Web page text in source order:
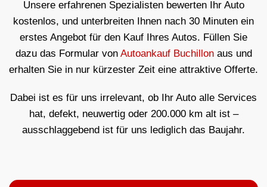
Unsere erfahrenen Spezialisten bewerten Ihr Auto
kostenlos, und unterbreiten Ihnen nach 30 Minuten ein
erstes Angebot für den Kauf Ihres Autos. Füllen Sie
dazu das Formular von Autoankauf Buchillonaus und
erhalten Sie in nur kürzester Zeit eine attraktive Offerte.
Dabei ist es für uns irrelevant, ob Ihr Auto alle Services
hat, defekt, neuwertig oder 200.000 km alt ist –
ausschlaggebend ist für uns lediglich das Baujahr.